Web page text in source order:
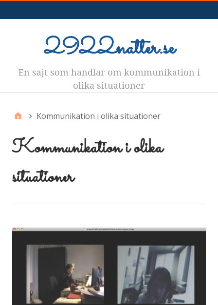
2922natter.se
En sajt som handlar om kommunikation i
olika situationer
Kommunikation i olika situationer
Kommunikation i olika
situationer